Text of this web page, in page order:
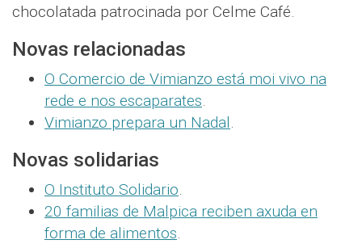
chocolatada patrocinada por Celme Café.
Novas relacionadas
O Comercio de Vimianzo está moi vivo na
rede e nos escaparates.
Vimianzo prepara un Nadal.
Novas solidarias
O Instituto Solidario.
20 familias de Malpica reciben axuda en
forma de alimentos.